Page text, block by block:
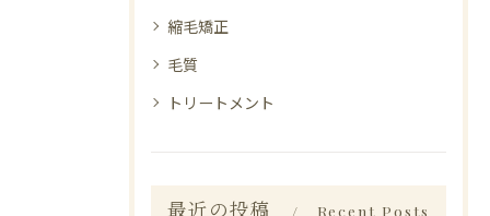
縮毛矯正
毛質
トリートメント
最近の投稿 Recent Posts